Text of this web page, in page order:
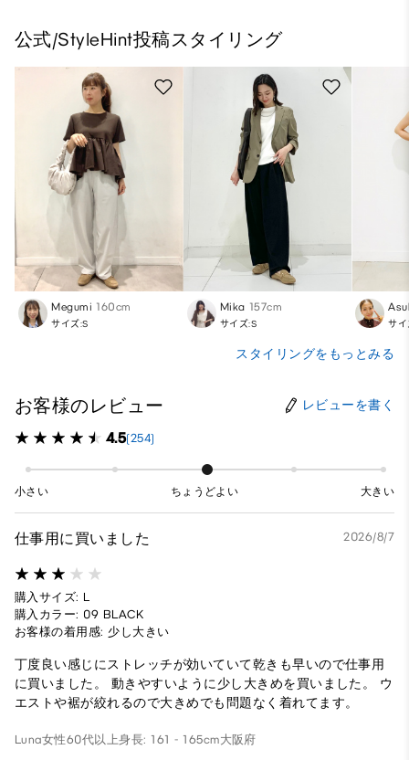
公式/StyleHint投稿スタイリング
Megumi 160cm
サイズ:S
Mika 157cm
サイズ:S サイ
スタイリングをもっとみる
お客様のレビュー レビューを書く
4.5(254)
小さい ちょうどよい 大きい
仕事用に買いました 2026/8/7
購入サイズ: L
購入カラー: 09 BLACK
お客様の着用感: 少し大きい
丁度良い感じにストレッチが効いていて乾きも早いので仕事用
に買いました。 動きやすいように少し大きめを買いました。 ウ
エストや裾が絞れるので大きめでも問題なく着れてます。
Luna女性60代以上身長: 161 - 165cm大阪府